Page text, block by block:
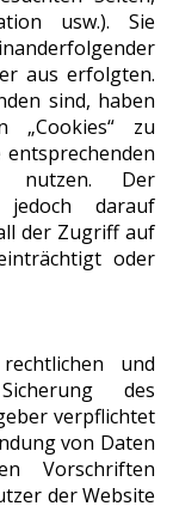
usw.). Sie
aus erfolgten.
sind, haben
„Cookies“ zu
nutzen. Der
darauf
der Zugriff auf
oder
und
des
verpflichtet
von Daten
Vorschriften
der Website